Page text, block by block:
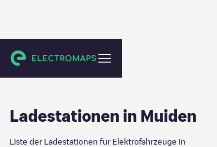
Gooise Meren
Ladestationen in Muiden
Liste der Ladestationen für Elektrofahrzeuge in